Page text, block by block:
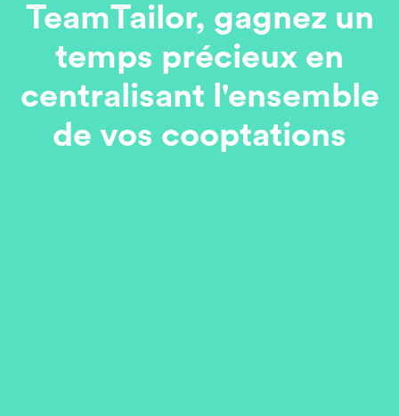
TeamTailor, gagnez un
temps précieux en
centralisant l'ensemble
de vos cooptations